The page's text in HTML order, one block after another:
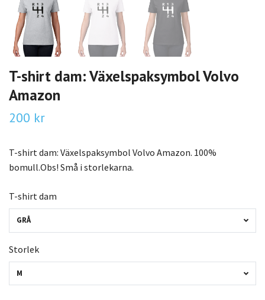
T-shirt dam: Växelspaksymbol Volvo
Amazon
200 kr
T-shirt dam: Växelspaksymbol Volvo Amazon. 100%
bomull.Obs! Små i storlekarna.
T-shirt dam
GRÅ
Storlek
M